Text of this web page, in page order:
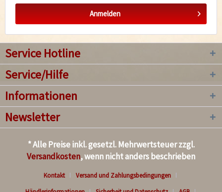
Anmelden
Service Hotline
Service/Hilfe
Informationen
Newsletter
* Alle Preise inkl. gesetzl. Mehrwertsteuer zzgl.
Versandkosten, wenn nicht anders beschrieben
Kontakt
Versand und Zahlungsbedingungen